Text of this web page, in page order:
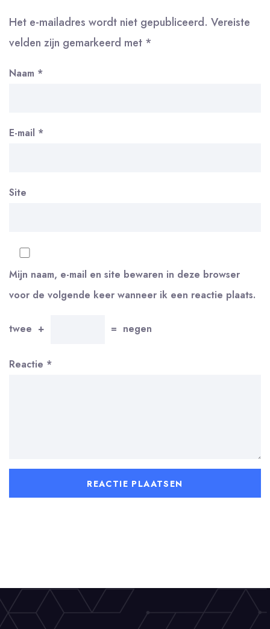
Het e-mailadres wordt niet gepubliceerd. Vereiste
velden zijn gemarkeerd met *
Naam *
E-mail *
Site
Mijn naam, e-mail en site bewaren in deze browser
voor de volgende keer wanneer ik een reactie plaats.
twee + = negen
Reactie *